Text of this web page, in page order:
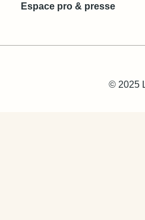
Espace pro & presse
© 2025